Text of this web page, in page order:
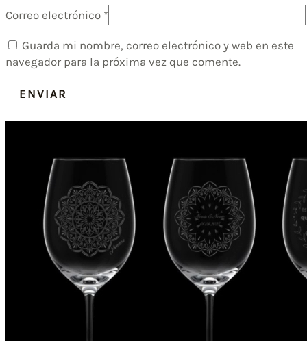
Correo electrónico *
Guarda mi nombre, correo electrónico y web en este
navegador para la próxima vez que comente.